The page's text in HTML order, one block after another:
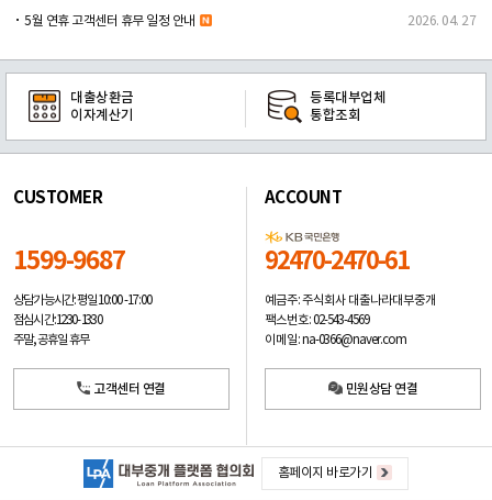
5월 연휴 고객센터 휴무 일정 안내 2026. 04. 27
대출상환금
이자계산기
등록대부업체
통합조회
CUSTOMER
1599-9687
상담가능시간: 평일10:00 -17:00
점심시간: 12:30 - 13:30
주말, 공휴일 휴무
고객센터 연결
ACCOUNT
92470-2470-61
예금주: 주식회사 대출나라대부중개
팩스번호: 02-543-4569
이메일: na-0366@naver.com
민원상담 연결
홈페이지 바로가기